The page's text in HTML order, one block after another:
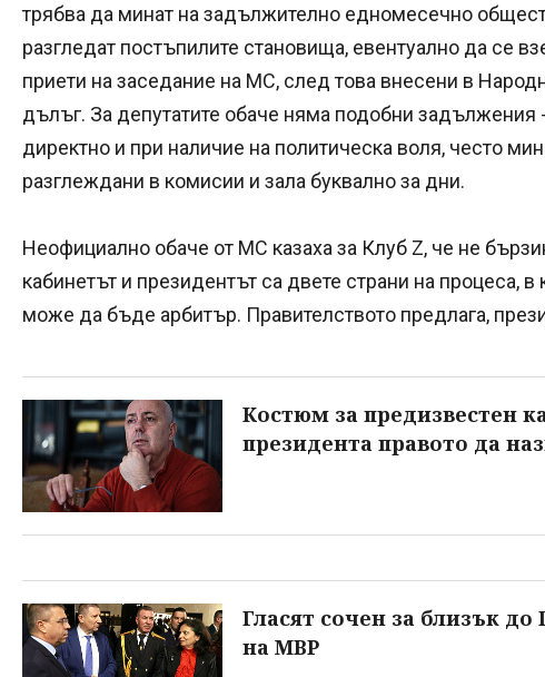
трябва да минат на задължително едномесечно
разгледат постъпилите становища, евентуално да се
приети на заседание на МС, след това внесени в
дълъг. За депутатите обаче няма подобни задължения
директно и при наличие на политическа воля, често
разглеждани в комисии и зала буквално за дни.
Неофициално обаче от МС казаха за Клуб Z, че не
кабинетът и президентът са двете страни на процеса,
може да бъде арбитър. Правителството предлага,
Костюм за предизвестен
президента правото да
Гласят сочен за близък до
на МВР